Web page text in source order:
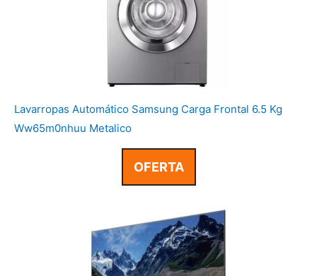
Lavarropas Automático Samsung Carga Frontal 6.5 Kg
Ww65m0nhuu Metalico
OFERTA